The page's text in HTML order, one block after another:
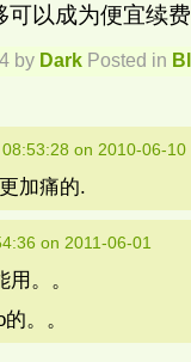
以成为便宜续
by DarkPosted in
08:53:28 on 2010-06-10
加痛的.
on 2011-06-01
。。
。。